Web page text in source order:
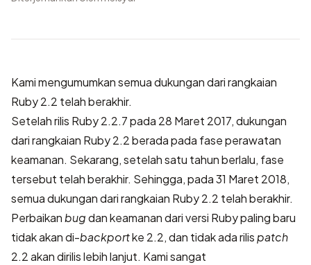
Kami mengumumkan semua dukungan dari rangkaian
Ruby 2.2 telah berakhir.
Setelah rilis Ruby 2.2.7 pada 28 Maret 2017, dukungan
dari rangkaian Ruby 2.2 berada pada fase perawatan
keamanan. Sekarang, setelah satu tahun berlalu, fase
tersebut telah berakhir. Sehingga, pada 31 Maret 2018,
semua dukungan dari rangkaian Ruby 2.2 telah berakhir.
Perbaikanbugdan keamanan dari versi Ruby paling baru
tidak akan di-backportke 2.2, dan tidak ada rilispatch
2.2 akan dirilis lebih lanjut. Kami sangat